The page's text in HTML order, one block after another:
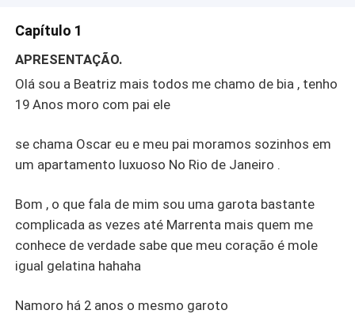
Capítulo 1
APRESENTAÇÃO.
Olá sou a Beatriz mais todos me chamo de bia , tenho
19 Anos moro com pai ele
se chama Oscar eu e meu pai moramos sozinhos em
um apartamento luxuoso No Rio de Janeiro .
Bom , o que fala de mim sou uma garota bastante
complicada as vezes até Marrenta mais quem me
conhece de verdade sabe que meu coração é mole
igual gelatina hahaha
Namoro há 2 anos o mesmo garoto